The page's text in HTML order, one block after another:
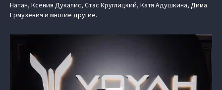
Натан, Ксения Дукалис, Стас Круглицкий, Катя Адушкина, Дима
Ермузевич и многие другие.